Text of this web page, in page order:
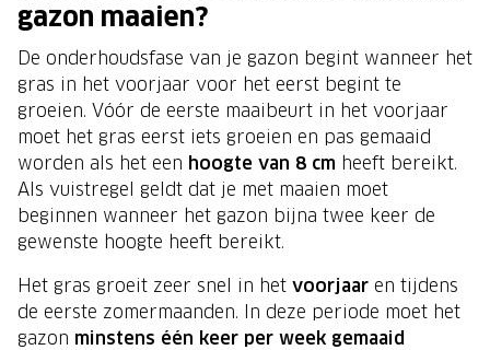
gazon maaien?
De onderhoudsfase van je gazon begint wanneer het
gras in het voorjaar voor het eerst begint te
groeien. Vóór de eerste maaibeurt in het voorjaar
moet het gras eerst iets groeien en pas gemaaid
worden als het een hoogte van 8 cm heeft bereikt.
Als vuistregel geldt dat je met maaien moet
beginnen wanneer het gazon bijna twee keer de
gewenste hoogte heeft bereikt.
Het gras groeit zeer snel in het voorjaar en tijdens
de eerste zomermaanden. In deze periode moet het
gazon minstens één keer per week gemaaid